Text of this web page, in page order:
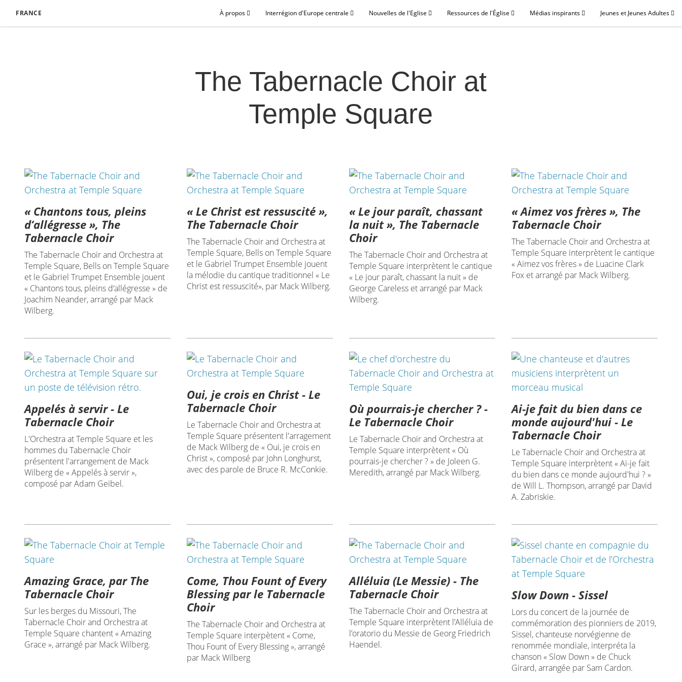
FRANCE À propos Interrégion d'Europe centrale Nouvelles de l'Eglise Ressources de l'Église Médias inspirants Jeunes et Jeunes Adultes
The Tabernacle Choir at
Temple Square
« Chantons tous, pleins
d‘allégresse », The
Tabernacle Choir
The Tabernacle Choir and Orchestra at
Temple Square, Bells on Temple Square
et le Gabriel Trumpet Ensemble jouent
« Chantons tous, pleins d‘allégresse » de
Joachim Neander, arrangé par Mack
Wilberg.
« Le Christ est ressuscité »,
The Tabernacle Choir
The Tabernacle Choir and Orchestra at
Temple Square, Bells on Temple Square
et le Gabriel Trumpet Ensemble jouent
la mélodie du cantique traditionnel « Le
Christ est ressuscité», par Mack Wilberg.
« Le jour paraît, chassant
la nuit », The Tabernacle
Choir
The Tabernacle Choir and Orchestra at
Temple Square interprètent le cantique
« Le jour paraît, chassant la nuit » de
George Careless et arrangé par Mack
Wilberg.
« Aimez vos frères », The
Tabernacle Choir
The Tabernacle Choir and Orchestra at
Temple Square interprètent le cantique
« Aimez vos frères » de Luacine Clark
Fox et arrangé par Mack Wilberg.
Appelés à servir - Le
Tabernacle Choir
L'Orchestra at Temple Square et les
hommes du Tabernacle Choir
présentent l'arrangement de Mack
Wilberg de « Appelés à servir »,
composé par Adam Geibel.
Oui, je crois en Christ - Le
Tabernacle Choir
Le Tabernacle Choir and Orchestra at
Temple Square présentent l'arragement
de Mack Wilberg de « Oui, je crois en
Christ », composé par John Longhurst,
avec des parole de Bruce R. McConkie.
Où pourrais-je chercher ? -
Le Tabernacle Choir
Le Tabernacle Choir and Orchestra at
Temple Square interprètent « Où
pourrais-je chercher ? » de Joleen G.
Meredith, arrangé par Mack Wilberg.
Ai-je fait du bien dans ce
monde aujourd'hui - Le
Tabernacle Choir
Le Tabernacle Choir and Orchestra at
Temple Square interprètent « Ai-je fait
du bien dans ce monde aujourd'hui ? »
de Will L. Thompson, arrangé par David
A. Zabriskie.
Amazing Grace, par The
Tabernacle Choir
Sur les berges du Missouri, The
Tabernacle Choir and Orchestra at
Temple Square chantent « Amazing
Grace », arrangé par Mack Wilberg.
Come, Thou Fount of Every
Blessing par le Tabernacle
Choir
The Tabernacle Choir and Orchestra at
Temple Square interpètent « Come,
Thou Fount of Every Blessing », arrangé
par Mack Wilberg
Alléluia (Le Messie) - The
Tabernacle Choir
The Tabernacle Choir and Orchestra at
Temple Square interprètent l’Alléluia de
l’oratorio du Messie de Georg Friedrich
Haendel.
Slow Down - Sissel
Lors du concert de la journée de
commémoration des pionniers de 2019,
Sissel, chanteuse norvégienne de
renommée mondiale, interpréta la
chanson « Slow Down » de Chuck
Girard, arrangée par Sam Cardon.